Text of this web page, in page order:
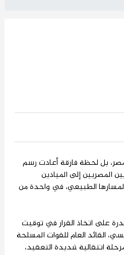
بل لحظة فارقة أعادت رسم
المصريين إلى الميادين
لمسارها الطبيعي، في واحدة من
على اتخاذ القرار في توقيت
القائد العام للقوات المسلحة
انتقالية شديدة التعقيد،